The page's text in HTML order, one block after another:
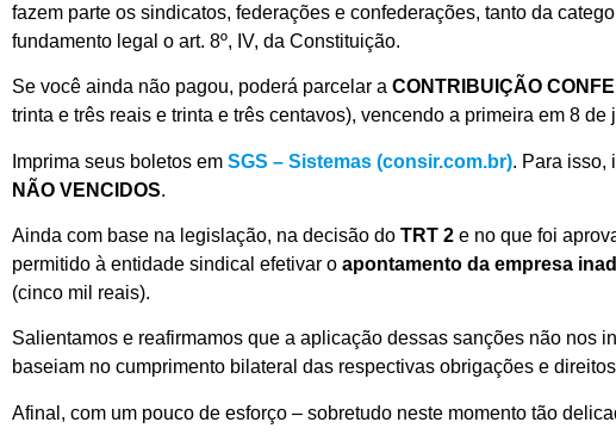
fazem parte os sindicatos, federações e confederações, tanto da
fundamento legal o art. 8º, IV, da Constituição.
Se você ainda não pagou, poderá parcelar a CONTRIBUIÇÃO
trinta e três reais e trinta e três centavos), vencendo a primeira em 8
Imprima seus boletos em SGS – Sistemas (consir.com.br). Para isso,
NÃO VENCIDOS.
Ainda com base na legislação, na decisão do TRT 2 e no que foi
permitido à entidade sindical efetivar o apontamento da empresa
(cinco mil reais).
Salientamos e reafirmamos que a aplicação dessas sanções não nos
baseiam no cumprimento bilateral das respectivas obrigações e
Afinal, com um pouco de esforço – sobretudo neste momento tão